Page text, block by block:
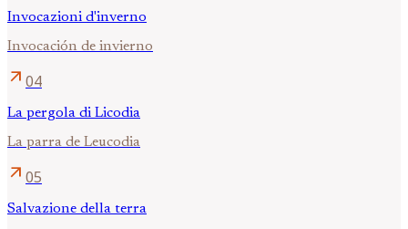
Invocazioni d'inverno
Invocación de invierno
arrow_outward 04
La pergola di Licodia
La parra de Leucodia
arrow_outward 05
Salvazione della terra